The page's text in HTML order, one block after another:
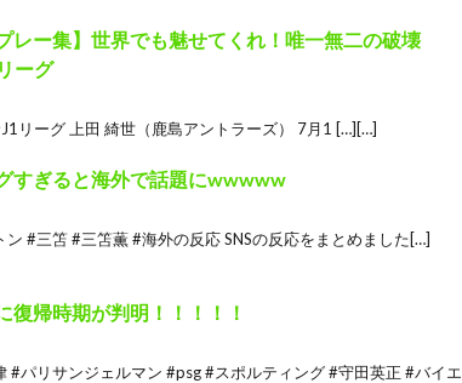
レー集】世界でも魅せてくれ！唯一無二の破壊
ーグ
リーグ 上田 綺世（鹿島アントラーズ） 7月1 […][…]
すぎると海外で話題にwwwww
#三笘 #三笘薫 #海外の反応 SNSの反応をまとめました[…]
復帰時期が判明！！！！！
#パリサンジェルマン #psg #スポルティング #守田英正 #バイエ